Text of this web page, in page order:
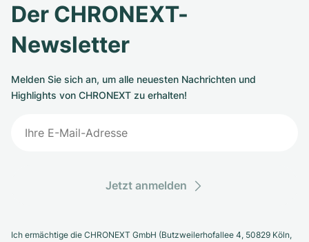
Der CHRONEXT-
Newsletter
Melden Sie sich an, um alle neuesten Nachrichten und
Highlights von CHRONEXT zu erhalten!
Jetzt anmelden
Ich ermächtige die CHRONEXT GmbH (Butzweilerhofallee 4, 50829 Köln,